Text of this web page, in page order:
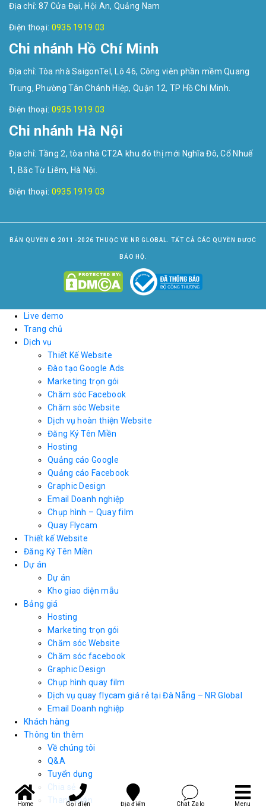
Địa chỉ: 87 Cửa Đại, Hội An, Quảng Nam
Điện thoại: 0935 1919 03
Chi nhánh Hồ Chí Minh
Địa chỉ: Tòa nhà SaigonTel, Lô 46, Công viên phần mềm Quang
Trung, Phường Tân Chánh Hiệp, Quận 12, TP Hồ Chí Minh.
Điện thoại: 0935 1919 03
Chi nhánh Hà Nội
Địa chỉ: Tầng 2, tòa nhà CT2A khu đô thị mới Nghĩa Đô, Cổ Nhuế
1, Bắc Từ Liêm, Hà Nội.
Điện thoại: 0935 1919 03
BẢN QUYỀN © 2011-2026 THUỘC VỀ NR GLOBAL. TẤT CẢ CÁC QUYỀN ĐƯỢC
BẢO HỘ.
Home Gọi điện Địa điểm Chat Zalo Menu
Live demo
Trang chủ
Dịch vụ
Thiết Kế Website
Đào tạo Google Ads
Marketing trọn gói
Chăm sóc Facebook
Chăm sóc Website
Dịch vụ hoàn thiện Website
Đăng Ký Tên Miền
Hosting
Quảng cáo Google
Quảng cáo Facebook
Graphic Design
Email Doanh nghiệp
Chụp hình – Quay film
Quay Flycam
Thiết kế Website
Đăng Ký Tên Miền
Dự án
Dự án
Kho giao diện mẫu
Bảng giá
Hosting
Marketing trọn gói
Chăm sóc Website
Chăm sóc facebook
Graphic Design
Chụp hình quay film
Dịch vụ quay flycam giá rẻ tại Đà Nẵng – NR Global
Email Doanh nghiệp
Khách hàng
Thông tin thêm
Về chúng tôi
Q&A
Tuyển dụng
Chia sẻ
Thanh toán